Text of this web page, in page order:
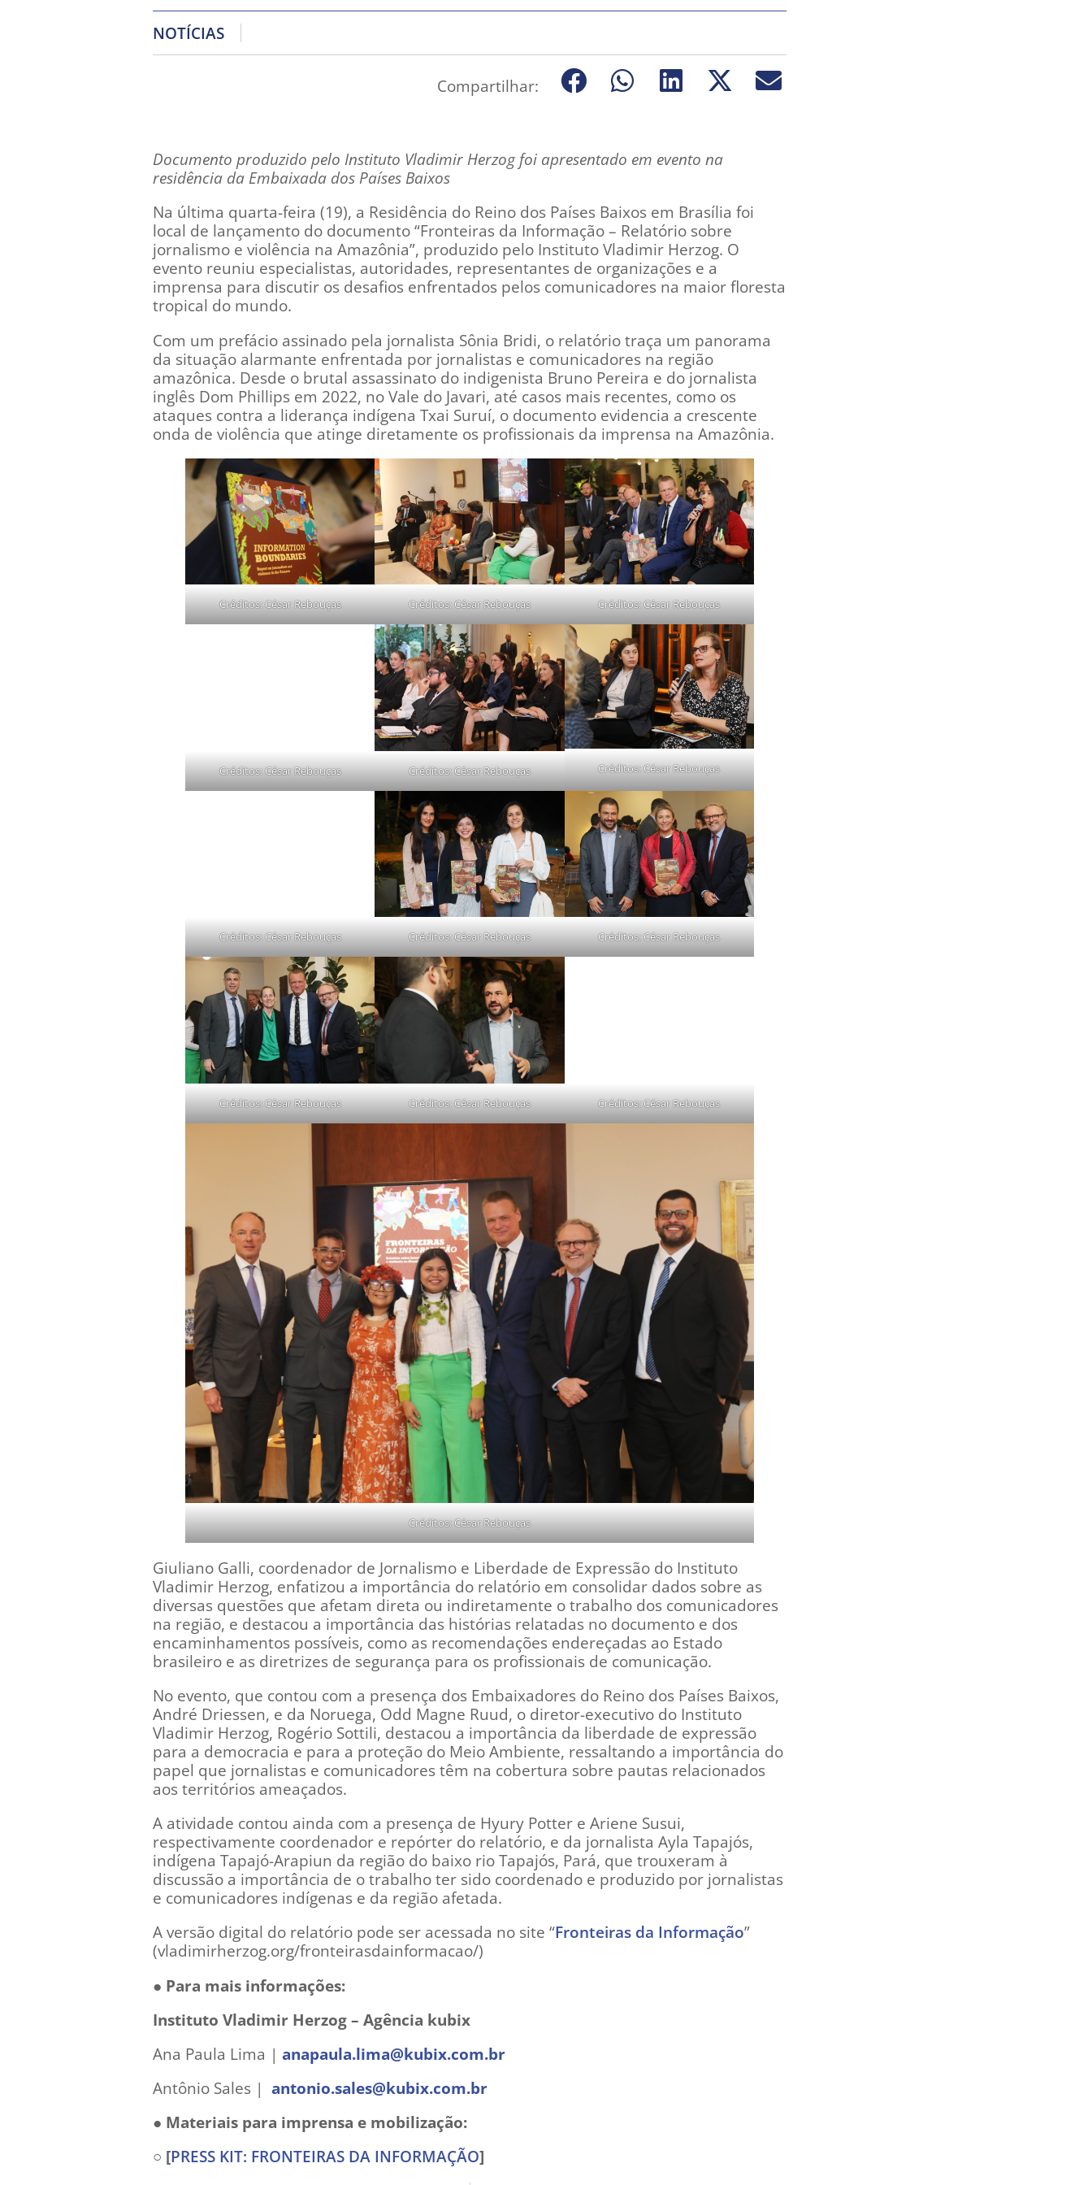
NOTÍCIAS
Compartilhar:
Documento produzido pelo Instituto Vladimir Herzog foi apresentado em evento na
residência da Embaixada dos Países Baixos
Na última quarta-feira (19), a Residência do Reino dos Países Baixos em Brasília foi
local de lançamento do documento “Fronteiras da Informação – Relatório sobre
jornalismo e violência na Amazônia”, produzido pelo Instituto Vladimir Herzog. O
evento reuniu especialistas, autoridades, representantes de organizações e a
imprensa para discutir os desafios enfrentados pelos comunicadores na maior floresta
tropical do mundo.
Com um prefácio assinado pela jornalista Sônia Bridi, o relatório traça um panorama
da situação alarmante enfrentada por jornalistas e comunicadores na região
amazônica. Desde o brutal assassinato do indigenista Bruno Pereira e do jornalista
inglês Dom Phillips em 2022, no Vale do Javari, até casos mais recentes, como os
ataques contra a liderança indígena Txai Suruí, o documento evidencia a crescente
onda de violência que atinge diretamente os profissionais da imprensa na Amazônia.
Créditos: César Rebouças Créditos: César Rebouças Créditos: César Rebouças
Créditos: César Rebouças Créditos: César Rebouças Créditos: César Rebouças
Créditos: César Rebouças Créditos: César Rebouças Créditos: César Rebouças
Créditos: César Rebouças Créditos: César Rebouças Créditos: César Rebouças
Créditos: César Rebouças
Giuliano Galli, coordenador de Jornalismo e Liberdade de Expressão do Instituto
Vladimir Herzog, enfatizou a importância do relatório em consolidar dados sobre as
diversas questões que afetam direta ou indiretamente o trabalho dos comunicadores
na região, e destacou a importância das histórias relatadas no documento e dos
encaminhamentos possíveis, como as recomendações endereçadas ao Estado
brasileiro e as diretrizes de segurança para os profissionais de comunicação.
No evento, que contou com a presença dos Embaixadores do Reino dos Países Baixos,
André Driessen, e da Noruega, Odd Magne Ruud, o diretor-executivo do Instituto
Vladimir Herzog, Rogério Sottili, destacou a importância da liberdade de expressão
para a democracia e para a proteção do Meio Ambiente, ressaltando a importância do
papel que jornalistas e comunicadores têm na cobertura sobre pautas relacionados
aos territórios ameaçados.
A atividade contou ainda com a presença de Hyury Potter e Ariene Susui,
respectivamente coordenador e repórter do relatório, e da jornalista Ayla Tapajós,
indígena Tapajó-Arapiun da região do baixo rio Tapajós, Pará, que trouxeram à
discussão a importância de o trabalho ter sido coordenado e produzido por jornalistas
e comunicadores indígenas e da região afetada.
A versão digital do relatório pode ser acessada no site “Fronteiras da Informação”
(vladimirherzog.org/fronteirasdainformacao/)
● Para mais informações:
Instituto Vladimir Herzog – Agência kubix
Ana Paula Lima | anapaula.lima@kubix.com.br
Antônio Sales | antonio.sales@kubix.com.br
● Materiais para imprensa e mobilização:
○ [PRESS KIT: FRONTEIRAS DA INFORMAÇÃO]